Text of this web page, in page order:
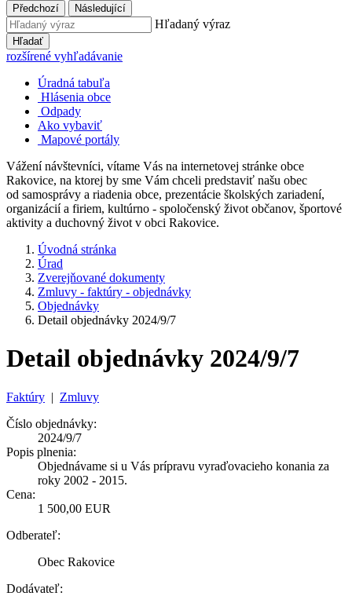
Předchozí Následující
Hľadaný výraz
Hľadať
rozšírené vyhľadávanie
Úradná tabuľa
Hlásenia obce
Odpady
Ako vybaviť
Mapové portály
Vážení návštevníci, vítame Vás na internetovej stránke obce
Rakovice, na ktorej by sme Vám chceli predstaviť našu obec
od samosprávy a riadenia obce, prezentácie školských zariadení,
organizácií a firiem, kultúrno - spoločenský život občanov, športové
aktivity a duchovný život v obci Rakovice.
Úvodná stránka
Úrad
Zverejňované dokumenty
Zmluvy - faktúry - objednávky
Objednávky
Detail objednávky 2024/9/7
Detail objednávky 2024/9/7
Faktúry | Zmluvy
Číslo objednávky:
2024/9/7
Popis plnenia:
Objednávame si u Vás prípravu vyraďovacieho konania za
roky 2002 - 2015.
Cena:
1 500,00 EUR
Odberateľ:
Obec Rakovice
Dodávateľ: